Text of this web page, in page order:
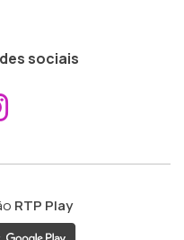
sociais
ao
RTP Play